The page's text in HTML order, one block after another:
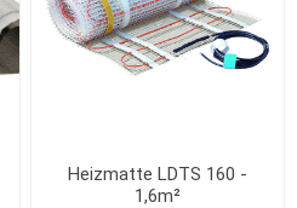
Heizmatte LDTS 160 -
1,6m²